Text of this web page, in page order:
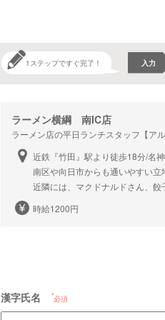
1ステップですぐ完了！ 入力
ラーメン横綱 南IC店
ラーメン店の平日ランチスタッフ【ア
近鉄『竹田』駅より徒歩18分/名
南区や向日市からも通いやすい立
近隣には、マクドナルドさん、餃
時給1200円
漢字氏名 必須